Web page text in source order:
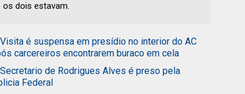
os dois estavam.
Visita é suspensa em presídio no interior do AC
carcereiros encontrarem buraco em cela
Secretario de Rodrigues Alves é preso pela
Federal